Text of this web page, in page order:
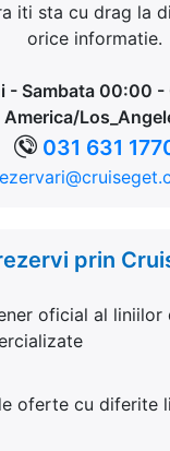
iti sta cu drag la
orice informatie.
- Sambata 00:00
America/
031 631
prin
oficial al liniilor
oferte cu diferite